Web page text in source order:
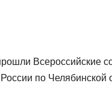
Всероссийские
по